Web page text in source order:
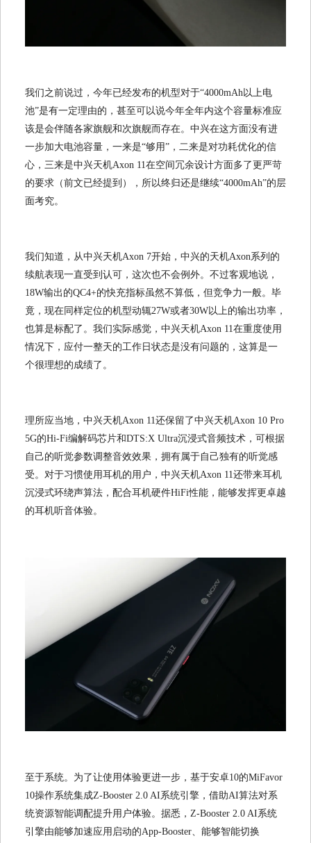
我们之前说过，今年已经发布的机型对于“4000mAh以上电
池”是有一定理由的，甚至可以说今年全年内这个容量标准应
该是会伴随各家旗舰和次旗舰而存在。中兴在这方面没有进
一步加大电池容量，一来是“够用”，二来是对功耗优化的信
心，三来是中兴天机Axon 11在空间冗余设计方面多了更严苛
的要求（前文已经提到），所以终归还是继续“4000mAh”的层
面考究。
我们知道，从中兴天机Axon 7开始，中兴的天机Axon系列的
续航表现一直受到认可，这次也不会例外。不过客观地说，
18W输出的QC4+的快充指标虽然不算低，但竞争力一般。毕
竟，现在同样定位的机型动辄27W或者30W以上的输出功率，
也算是标配了。我们实际感觉，中兴天机Axon 11在重度使用
情况下，应付一整天的工作日状态是没有问题的，这算是一
个很理想的成绩了。
理所应当地，中兴天机Axon 11还保留了中兴天机Axon 10 Pro
5G的Hi-Fi编解码芯片和DTS:X Ultra沉浸式音频技术，可根据
自己的听觉参数调整音效效果，拥有属于自己独有的听觉感
受。对于习惯使用耳机的用户，中兴天机Axon 11还带来耳机
沉浸式环绕声算法，配合耳机硬件HiFi性能，能够发挥更卓越
的耳机听音体验。
至于系统。为了让使用体验更进一步，基于安卓10的MiFavor
10操作系统集成Z-Booster 2.0 AI系统引擎，借助AI算法对系
统资源智能调配提升用户体验。据悉，Z-Booster 2.0 AI系统
引擎由能够加速应用启动的App-Booster、能够智能切换